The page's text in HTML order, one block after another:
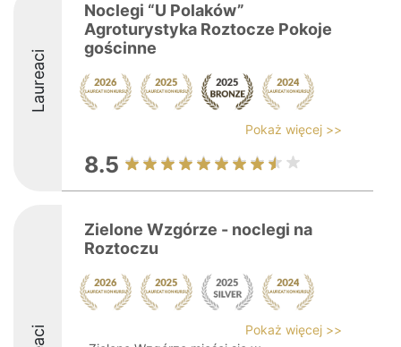
Laureaci
Noclegi “U Polaków”
Agroturystyka Roztocze Pokoje
gościnne
Pokaż więcej >>
8.5
Zielone Wzgórze - noclegi na
Roztoczu
Pokaż więcej >>